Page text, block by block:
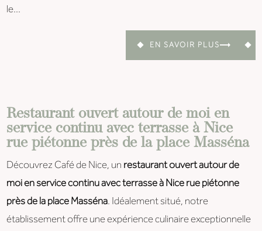
le...
EN SAVOIR PLUS
Restaurant ouvert autour de moi en
service continu avec terrasse à Nice
rue piétonne près de la place Masséna
Découvrez Café de Nice, unrestaurant ouvert autour de
moi en service continu avec terrasse à Nice rue piétonne
près de la place Masséna. Idéalement situé, notre
établissement offre une expérience culinaire exceptionnelle